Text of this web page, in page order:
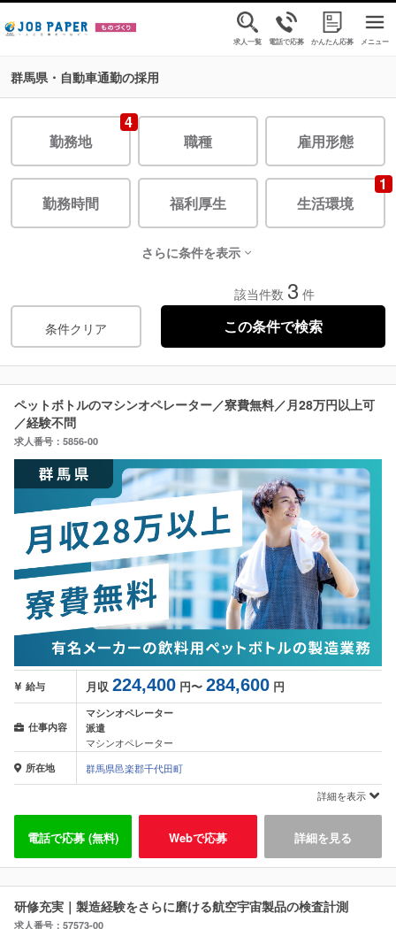
求人一覧 電話で応募 かんたん応募 メニュー
群馬県・自動車通勤の採用
4
勤務地
職種 雇用形態
勤務時間 福利厚生
1
生活環境
さらに条件を表示
条件クリア
該当件数 3 件
ペットボトルのマシンオペレーター／寮費無料／月28万円以上可
／経験不問
求人番号：5856-00
給与 月収 224,400 円〜 284,600 円
仕事内容
マシンオペレーター
派遣
マシンオペレーター
所在地
群馬県邑楽郡千代田町
詳細を表示
電話で応募 (無料) Webで応募 詳細を見る
研修充実｜製造経験をさらに磨ける航空宇宙製品の検査計測
求人番号：57573-00